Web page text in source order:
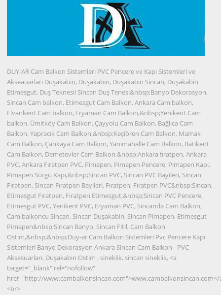
DUY-AR Cam Balkon Sistemleri PVC Pencere ve Kapı Sistemleri ve
Akseauarları Duşakabin, Duşakabin, Duşakabin Sincan, Duşakabin
Etimesgut, Duş Teknesii Sincan Duş Tenesi&nbsp;Banyo Dekorasyon,
Sincan Cam balkon, Etimesgut Cam Balkon, Ankara Cam balkon,
Elvankent Cam balkon, Eryaman Cam Balkon,&nbsp;Yenikent Cam
balkon, Ümitköy Cam Balkon, Çayyolu Cam Balkon, Bağlıca Cam
Balkon, Yapracık Cam Balkon,&nbsp;Keçiören Cam Balkon, Mamak
Cam Balkon, Çankaya Cam Balkon, Yanimahalle Cam Balkon, Batıkent
Cam Balkon, Demetevler Cam Balkon,&nbsp;Ankara fıratpen, Ankara
PVC, Ankara Fıratpen PVC, Pimapen, Pimapen Pencere, Pimapen Kapı,
Pimapen Sürgü Kapı,&nbsp;Sincan PVC, Sincan PVC Bayileri, Sincan
Fıratpen, Sincan Fıratpen Bayileri, Fıratpen, Fıratpen PVC&nbsp;Sincan,
Etimesgut Fıratpen, Fıratpen Etimesgut,&nbsp;Sincan PVC Pencere,
Etimesgut PVC, Yenikent PVC, Eryaman PVC, Sincanda Cam Balkon,
Cam balkoncu Sincan, Sincan Duşakabin, Sincan Pimapen, Etimesgut
Pimapen&nbsp;Sincan Banyo, Sincan Fitil, Cam Balkon
Ostim,&nbsp;&nbsp;Duy-ar Cam Balkon Sistemleri Pvc Pencere Kapı
Sistemleri Banyo Dekorasyon Ankara Sincan Cam Balkon - PVC
Aksesuarları, Duşakabin Ostim , sineklik, sincan sineklik, <a
target="_blank" rel="nofollow"
href="http://www.cambalkonsincan.com">www.cambalkonsincan.com</
<br>